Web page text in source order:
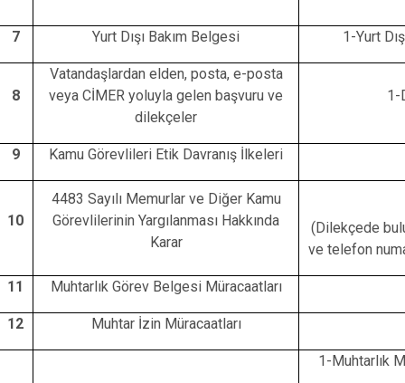
7 Yurt Dışı Bakım Belgesi 1-Yurt
8
Vatandaşlardan elden, posta, e-posta
veya CİMER yoluyla gelen başvuru ve
dilekçeler
1-
9 Kamu Görevlileri Etik Davranış İlkeleri
10
4483 Sayılı Memurlar ve Diğer Kamu
Görevlilerinin Yargılanması Hakkında
Karar
(Dilekçede
ve telefon
11 Muhtarlık Görev Belgesi Müracaatları
12 Muhtar İzin Müracaatları
1-Muhtarlık